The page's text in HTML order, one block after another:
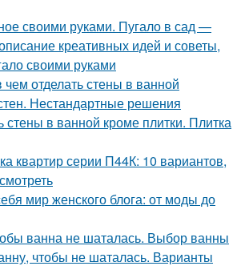
своими руками. Пугало в сад —
креативных идей и советы,
своими руками
чем отделать стены в ванной
Нестандартные решения
стены в ванной кроме плитки. Плитка
квартир серии П44К: 10 вариантов,
мир женского блога: от моды до
ванна не шаталась. Выбор ванны
чтобы не шаталась. Варианты